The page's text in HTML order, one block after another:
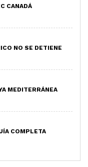
CANADÁ
NO SE DETIENE
MEDITERRÁNEA
COMPLETA